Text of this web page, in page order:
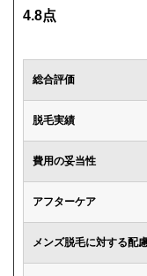
4.8点
総合評価
脱毛実績
費用の妥当性
アフターケア
メンズ脱毛に対する配